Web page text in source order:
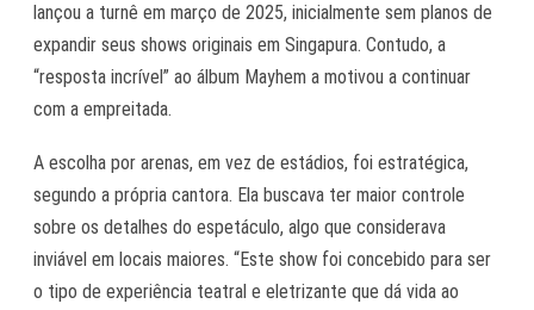
lançou a turnê em março de 2025, inicialmente sem planos de
expandir seus shows originais em Singapura. Contudo, a
“resposta incrível” ao álbum Mayhem a motivou a continuar
com a empreitada.
A escolha por arenas, em vez de estádios, foi estratégica,
segundo a própria cantora. Ela buscava ter maior controle
sobre os detalhes do espetáculo, algo que considerava
inviável em locais maiores. “Este show foi concebido para ser
o tipo de experiência teatral e eletrizante que dá vida ao